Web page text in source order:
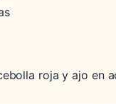
roja y ajo en